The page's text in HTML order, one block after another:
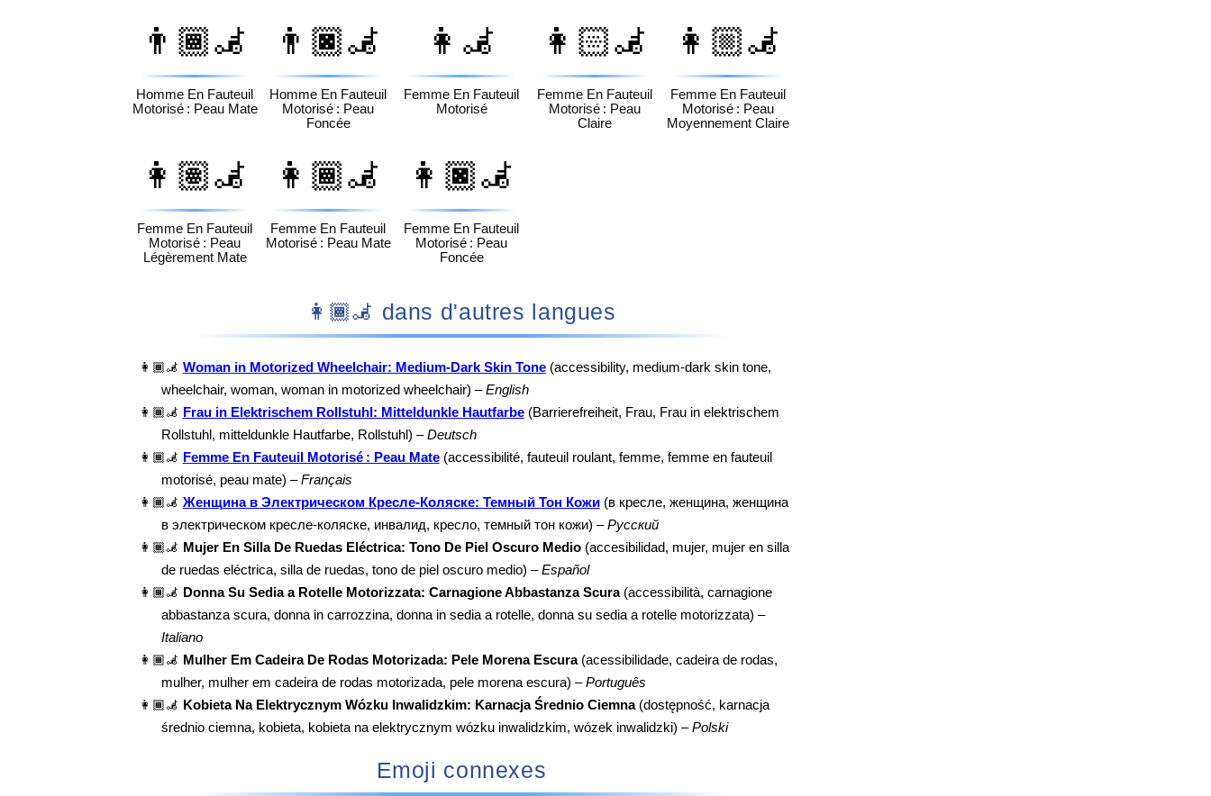
👨🏾‍🦼
Homme En Fauteuil
Motorisé : Peau Mate
👨🏿‍🦼
Homme En Fauteuil
Motorisé : Peau
Foncée
👩‍🦼
Femme En Fauteuil
Motorisé
👩🏻‍🦼
Femme En Fauteuil
Motorisé : Peau
Claire
👩🏼‍🦼
Femme En Fauteuil
Motorisé : Peau
Moyennement Claire
👩🏽‍🦼
Femme En Fauteuil
Motorisé : Peau
Légèrement Mate
👩🏾‍🦼
Femme En Fauteuil
Motorisé : Peau Mate
👩🏿‍🦼
Femme En Fauteuil
Motorisé : Peau
Foncée
👩🏾‍🦼 dans d'autres langues
👩🏾‍🦼 Woman in Motorized Wheelchair: Medium-Dark Skin Tone(accessibility, medium-dark skin tone,
wheelchair, woman, woman in motorized wheelchair) –English
👩🏾‍🦼 Frau in Elektrischem Rollstuhl: Mitteldunkle Hautfarbe(Barrierefreiheit, Frau, Frau in elektrischem
Rollstuhl, mitteldunkle Hautfarbe, Rollstuhl) –Deutsch
👩🏾‍🦼 Femme En Fauteuil Motorisé : Peau Mate(accessibilité, fauteuil roulant, femme, femme en fauteuil
motorisé, peau mate) –Français
👩🏾‍🦼 Женщина в Электрическом Кресле-Коляске: Темный Тон Кожи(в кресле, женщина, женщина
в электрическом кресле-коляске, инвалид, кресло, темный тон кожи) –Русский
👩🏾‍🦼 Mujer En Silla De Ruedas Eléctrica: Tono De Piel Oscuro Medio(accesibilidad, mujer, mujer en silla
de ruedas eléctrica, silla de ruedas, tono de piel oscuro medio) –Español
👩🏾‍🦼 Donna Su Sedia a Rotelle Motorizzata: Carnagione Abbastanza Scura(accessibilità, carnagione
abbastanza scura, donna in carrozzina, donna in sedia a rotelle, donna su sedia a rotelle motorizzata) –
Italiano
👩🏾‍🦼 Mulher Em Cadeira De Rodas Motorizada: Pele Morena Escura(acessibilidade, cadeira de rodas,
mulher, mulher em cadeira de rodas motorizada, pele morena escura) –Português
👩🏾‍🦼 Kobieta Na Elektrycznym Wózku Inwalidzkim: Karnacja Średnio Ciemna(dostępność, karnacja
średnio ciemna, kobieta, kobieta na elektrycznym wózku inwalidzkim, wózek inwalidzki) –Polski
Emoji connexes